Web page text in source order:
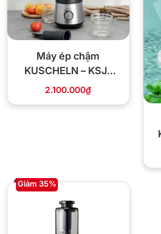
Máy ép chậm
KUSCHELN – KSJ-
250
2.100.000₫
Giảm 35%